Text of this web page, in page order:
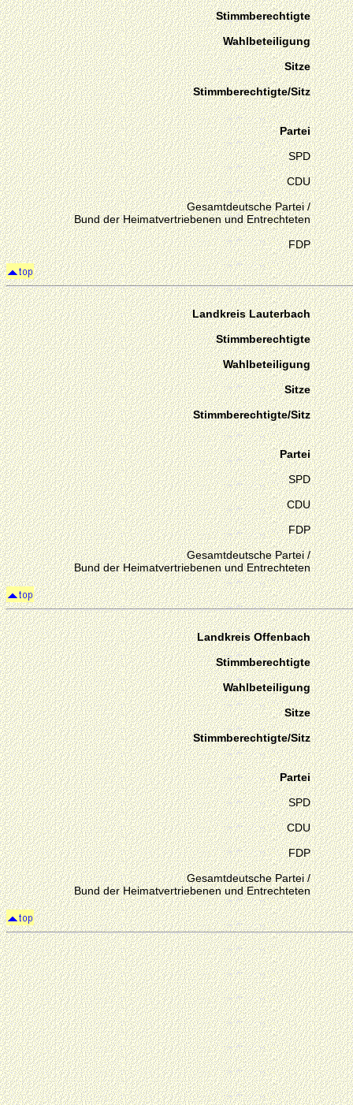
Stimmberechtigte
Wahlbeteiligung
Sitze
Stimmberechtigte/Sitz
Partei
SPD
CDU
Gesamtdeutsche Partei /
Bund der Heimatvertriebenen und Entrechteten
FDP
Landkreis Lauterbach
Stimmberechtigte
Wahlbeteiligung
Sitze
Stimmberechtigte/Sitz
Partei
SPD
CDU
FDP
Gesamtdeutsche Partei /
Bund der Heimatvertriebenen und Entrechteten
Landkreis Offenbach
Stimmberechtigte
Wahlbeteiligung
Sitze
Stimmberechtigte/Sitz
Partei
SPD
CDU
FDP
Gesamtdeutsche Partei /
Bund der Heimatvertriebenen und Entrechteten